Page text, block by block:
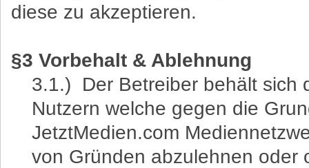
diese zu akzeptieren.
§3 Vorbehalt & Ablehnung
3.1.) Der Betreiber behält sich
Nutzern welche gegen die
JetztMedien.com
von Gründen abzulehnen oder